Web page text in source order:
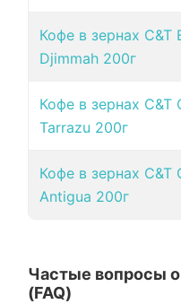
Кофе в зернах C&T
Djimmah 200г
Кофе в зернах C&T
Tarrazu 200г
Кофе в зернах C&T
Antigua 200г
Частые вопросы
(FAQ)